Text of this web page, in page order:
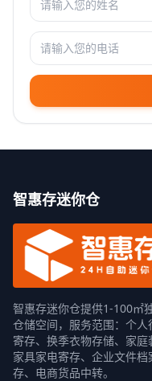
智惠存迷你仓
智惠存迷你仓提供1-100㎡
仓储空间，服务范围：个人
寄存、换季衣物存储、家庭
家具家电寄存、企业文件档
存、电商货品中转。